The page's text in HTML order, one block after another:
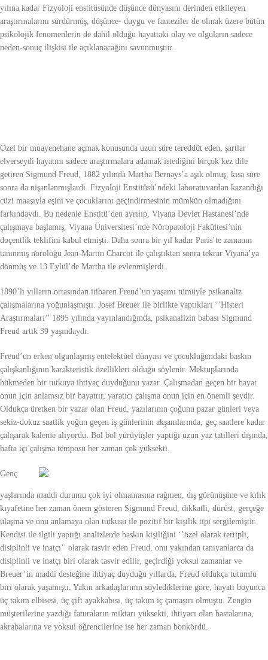
yılına kadar Fizyoloji enstitüsünde düşünce dünyasını derinden etkileyen
araştırmalarını sürdürmüş, düşünce- duygu ve fanteziler de olmak üzere bütün
psikolojik fenomenlerin de dahil olduğu hayattaki olay ve olguların sadece
neden-sonuç ilişkisi ile açıklanacağını savunmuştur.
Özel bir muayenehane açmak konusunda uzun süre tereddüt eden, şartlar
elverseydi hayatını sadece araştırmalara adamak istediğini birçok kez dile
getiren Sigmund Freud, 1882 yılında Martha Bernays’a aşık olmuş, kısa süre
sonra da nişanlanmışlardı. Fizyoloji Enstitüsü’ndeki laboratuvardan kazandığı
cüzi maaşıyla eşini ve çocuklarını geçindirmesinin mümkün olmadığını
farkındaydı. Bu nedenle Enstitü’den ayrılıp, Viyana Devlet Hastanesi’nde
çalışmaya başlamış, Viyana Üniversitesi’nde Nöropatoloji Fakültesi’nin
doçentlik teklifini kabul etmişti. Daha sonra bir yıl kadar Paris’te zamanın
tanınmış nöroloğu Jean-Martin Charcot ile çalıştıktan sonra tekrar Viyana’ya
dönmüş ve 13 Eylül’de Martha ile evlenmişlerdi.
1890’lı yılların ortasından itibaren Freud’un yaşamı tümüyle psikanaliz
çalışmalarına yoğunlaşmıştı. Josef Breuer ile birlikte yaptıkları ‘’Histeri
Araştırmaları’’ 1895 yılında yayınlandığında, psikanalizin babası Sigmund
Freud artık 39 yaşındaydı.
Freud’un erken olgunlaşmış entelektüel dünyası ve çocukluğundaki baskın
çalışkanlığının karakteristik özellikleri olduğu söylenir. Mektuplarında
hükmeden bir tutkuya ihtiyaç duyduğunu yazar. Çalışmadan geçen bir hayat
onun için anlamsız bir hayattır, yaratıcı çalışma onun için en önemli şeydir.
Oldukça üretken bir yazar olan Freud, yazılarının çoğunu pazar günleri veya
sekiz-dokuz saatlik yoğun geçen iş günlerinin akşamlarında, geç saatlere kadar
çalışarak kaleme alıyordu. Bol bol yürüyüşler yaptığı uzun yaz tatilleri dışında,
hafta içi çalışma temposu her zaman çok yüksekti.
Genç
yaşlarında maddi durumu çok iyi olmamasına rağmen, dış görünüşüne ve kılık
kıyafetine her zaman önem gösteren Sigmund Freud, dikkatli, dürüst, gerçeğe
ulaşma ve onu anlamaya olan tutkusu ile pozitif bir kişilik tipi sergilemiştir.
Kendisi ile ilgili yaptığı analizlerde baskın kişiliğini ‘’özel olarak tertipli,
disiplinli ve inatçı’’ olarak tasvir eden Freud, onu yakından tanıyanlarca da
disiplinli ve inatçı biri olarak tasvir edilir, geçirdiği yoksul zamanlar ve
Breuer’in maddi desteğine ihtiyaç duyduğu yıllarda, Freud oldukça tutumlu
biri olarak yaşamıştı. Yakın arkadaşlarının söylediklerine göre, hayatı boyunca
üç takım elbisesi, üç çift ayakkabısı, üç takım iç çamaşırı olmuştu. Zengin
müşterilerine yazdığı faturaların miktarı yüksekti, ihtiyacı olan hastalarına,
akrabalarına ve yoksul öğrencilerine ise her zaman bonkördü.